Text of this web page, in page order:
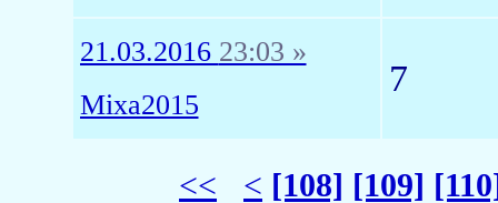
21.03.2016 23:03 »
Mixa2015
7
<< < [108] [109]